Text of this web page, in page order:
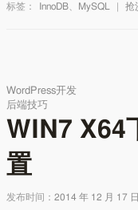
标签： InnoDB MySQL 抢
WordPress开发
后端技巧
WIN7 X64
置
发布时间：2014 年 12 月 17 日